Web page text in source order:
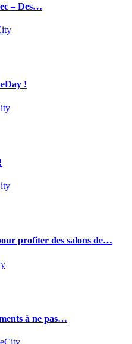
– Des…
!
profiter des salons de…
à ne pas…